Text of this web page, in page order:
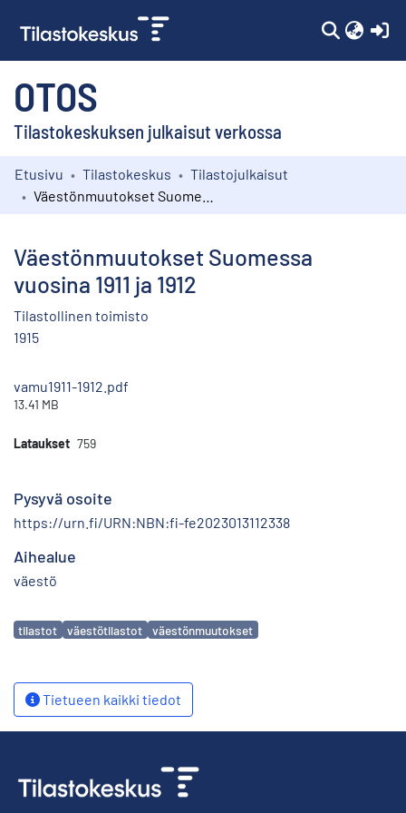
OTOS
Tilastokeskuksen julkaisut verkossa
Kokoelmat
Etusivu Tilastokeskus
Tilastojulkaisut
Väestönmuutokset Suomessa
vuosina 1911 ja 1912
Tilastollinen toimisto
1915
vamu1911-1912.pdf
13.41 MB
Lataukset 759
Pysyvä osoite
https://urn.fi/URN:NBN:fi-fe2023013112338
Aihealue
väestö
Avainsanat
tilastot väestötilastot väestönmuutokset
Tietueen kaikki tiedot